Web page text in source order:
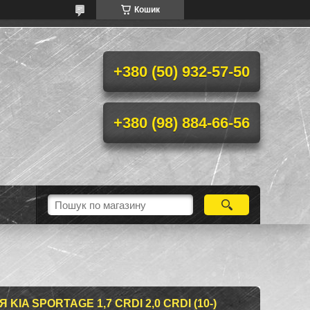
Кошик
+380 (50) 932-57-50
+380 (98) 884-66-56
SPORTAGE 1,7 CRDI 2,0 CRDI (10-)